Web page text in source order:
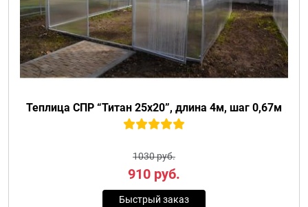
Теплица СПР “Титан 25х20”, длина 4м, шаг 0,67м
1030 руб.
910 руб.
Быстрый заказ